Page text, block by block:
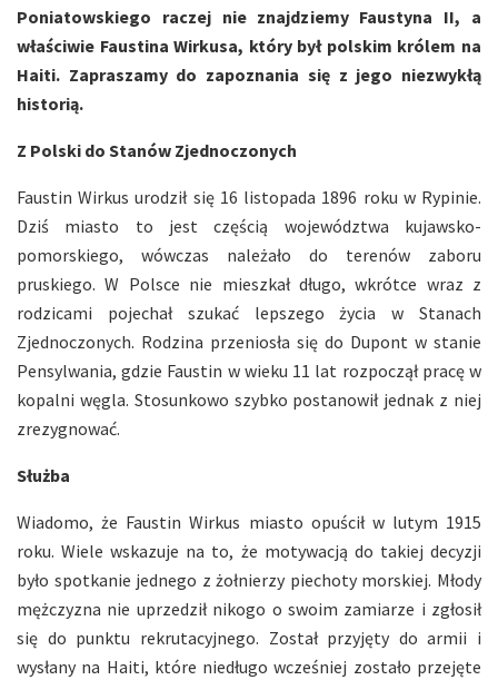
Poniatowskiego raczej nie znajdziemy Faustyna II, a
właściwie Faustina Wirkusa, który był polskim królem na
Haiti. Zapraszamy do zapoznania się z jego niezwykłą
historią.
Z Polski do Stanów Zjednoczonych
Faustin Wirkus urodził się 16 listopada 1896 roku w Rypinie.
Dziś miasto to jest częścią województwa kujawsko-
pomorskiego, wówczas należało do terenów zaboru
pruskiego. W Polsce nie mieszkał długo, wkrótce wraz z
rodzicami pojechał szukać lepszego życia w Stanach
Zjednoczonych. Rodzina przeniosła się do Dupont w stanie
Pensylwania, gdzie Faustin w wieku 11 lat rozpoczął pracę w
kopalni węgla. Stosunkowo szybko postanowił jednak z niej
zrezygnować.
Służba
Wiadomo, że Faustin Wirkus miasto opuścił w lutym 1915
roku. Wiele wskazuje na to, że motywacją do takiej decyzji
było spotkanie jednego z żołnierzy piechoty morskiej. Młody
mężczyzna nie uprzedził nikogo o swoim zamiarze i zgłosił
się do punktu rekrutacyjnego. Został przyjęty do armii i
wysłany na Haiti, które niedługo wcześniej zostało przejęte